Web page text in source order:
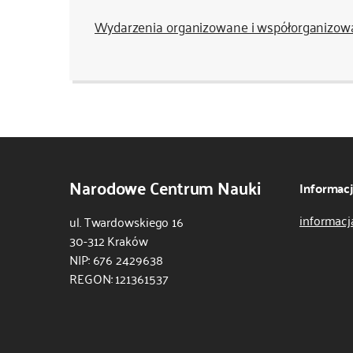
Wydarzenia organizowane i
Narodowe Centrum Nauki
ul. Twardowskiego 16
30-312 Kraków
NIP: 676 2429638
REGON: 121361537